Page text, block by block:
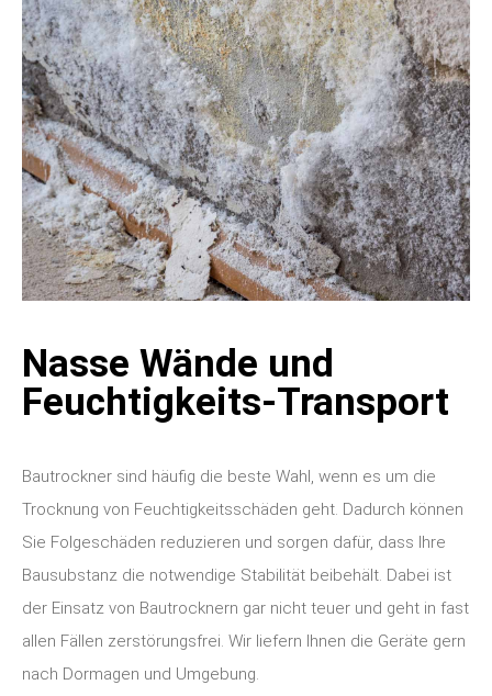
Nasse Wände und
Feuchtigkeits-Transport
Bautrockner sind häufig die beste Wahl, wenn es um die
Trocknung von Feuchtigkeitsschäden geht. Dadurch können
Sie Folgeschäden reduzieren und sorgen dafür, dass Ihre
Bausubstanz die notwendige Stabilität beibehält. Dabei ist
der Einsatz von Bautrocknern gar nicht teuer und geht in fast
allen Fällen zerstörungsfrei. Wir liefern Ihnen die Geräte gern
nach Dormagen und Umgebung.